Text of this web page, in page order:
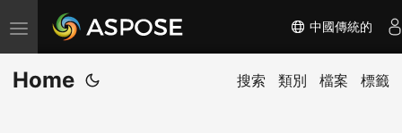
切
换
导
中國傳統的
Home 搜索 類別 檔案 標籤